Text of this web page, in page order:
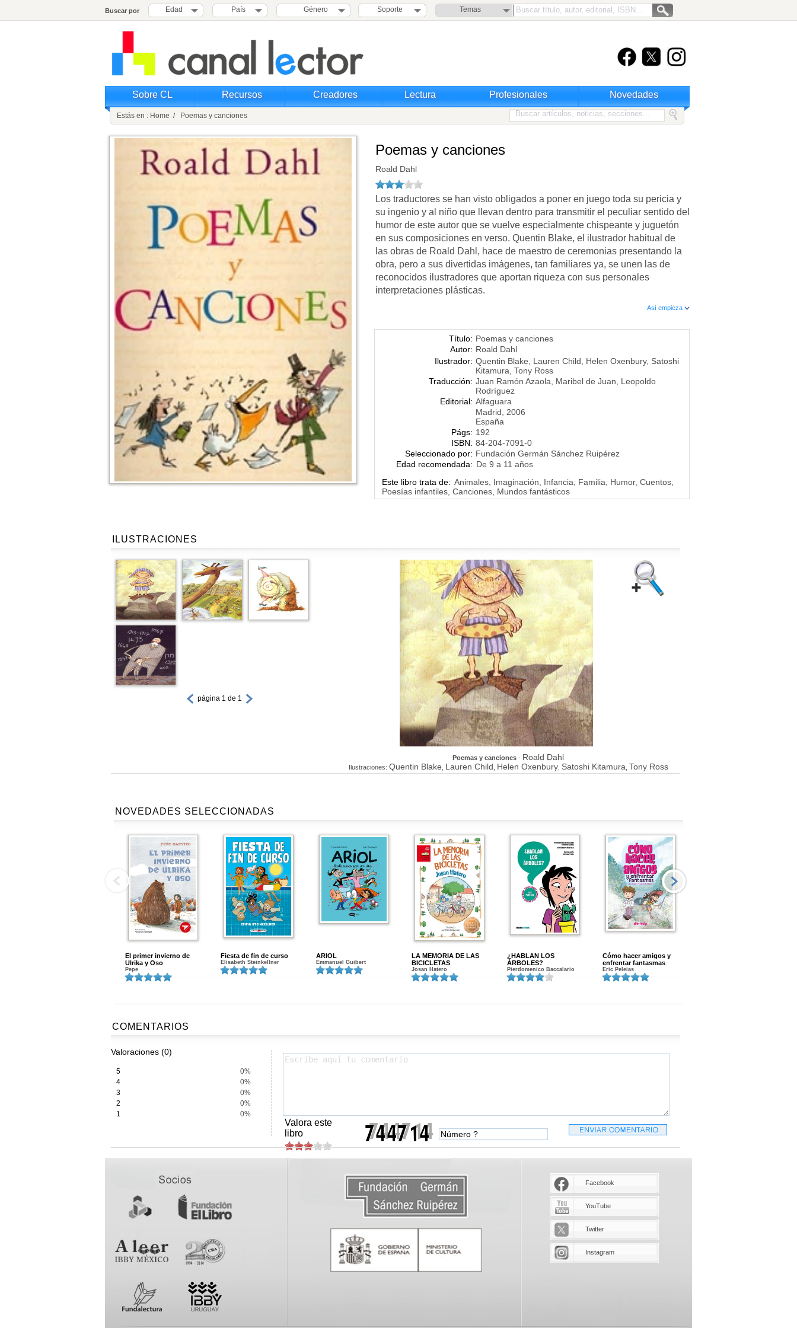
Buscar por Edad País Género Soporte Temas
Sobre CL Recursos Creadores Lectura Profesionales Novedades
Estás en : Home / Poemas y canciones
Poemas y canciones
Roald Dahl
Los traductores se han visto obligados a poner en juego toda su pericia y
su ingenio y al niño que llevan dentro para transmitir el peculiar sentido del
humor de este autor que se vuelve especialmente chispeante y juguetón
en sus composiciones en verso. Quentin Blake, el ilustrador habitual de
las obras de Roald Dahl, hace de maestro de ceremonias presentando la
obra, pero a sus divertidas imágenes, tan familiares ya, se unen las de
reconocidos ilustradores que aportan riqueza con sus personales
interpretaciones plásticas.
Así empieza
Título: Poemas y canciones
Autor: Roald Dahl
Ilustrador: Quentin Blake Lauren Child Helen Oxenbury, Satoshi
Kitamura Tony Ross
Traducción: Juan Ramón Azaola Maribel de Juan
Leopoldo
Rodríguez
Editorial: Alfaguara
Madrid, 2006
España
Págs: 192
ISBN: 84-204-7091-0
Seleccionado por: Fundación Germán Sánchez Ruipérez
Edad recomendada: De 9 a 11 años
Este libro trata de: Animales, Imaginación, Infancia, Familia, Humor, Cuentos,
Poesías infantiles, Canciones, Mundos fantásticos
ILUSTRACIONES
página 1 de 1
Poemas y canciones - Roald Dahl
Ilustraciones: Quentin Blake Lauren Child Helen Oxenbury, Satoshi Kitamura Tony Ross
NOVEDADES SELECCIONADAS
El primer invierno de
Ulrika y Oso
Pepe
Fiesta de fin de curso
Elisabeth Steinkellner
ARIOL
Emmanuel Guibert
LA MEMORIA DE LAS
BICICLETAS
Josan Hatero
¿HABLAN LOS
ÁRBOLES?
Pierdomenico Baccalario
Cómo hacer amigos y
enfrentar fantasmas
Eric Peleias
COMENTARIOS
Valoraciones (0)
5
0%
4
0%
3
0%
2
0%
1
0%
Valora este
libro
Facebook
YouTube
Twitter
Instagram